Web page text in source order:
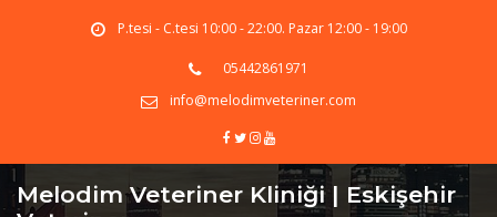
P.tesi - C.tesi 10:00 - 22:00. Pazar 12:00 - 19:00
05442861971
info@melodimveteriner.com
Melodim Veteriner Kliniği | Eskişehir